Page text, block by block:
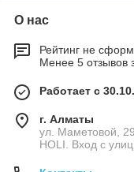
О нас
Рейтинг не
Менее 5 отзывов
Работает с
г. Алматы
ул. Маметовой,
HOLI. Вход с